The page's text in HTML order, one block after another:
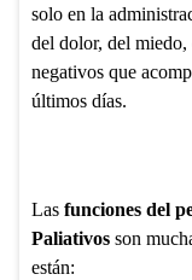
solo en la
del dolor, del miedo,
negativos que
últimos días.
Lasfunciones del
Paliativosson
están: